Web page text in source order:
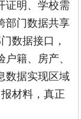
证明、学校需
部门数据共享
数据接口，
籍、房产、
数据实现区域
材料，真正